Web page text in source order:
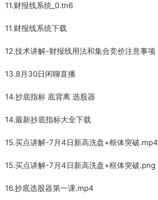
11.财报线系统_0.tn6
11.财报线系统下载
12.技术讲解-财报线用法和集合竞价注意事项
13.8月30日闲聊直播
14.抄底指标 底背离 选股器
14.最新抄底指标大全下载
15.买点讲解-7月4日新高洗盘+框体突破.mp4
15.买点讲解-7月4日新高洗盘+框体突破.png
16.抄底选股器第一课.mp4